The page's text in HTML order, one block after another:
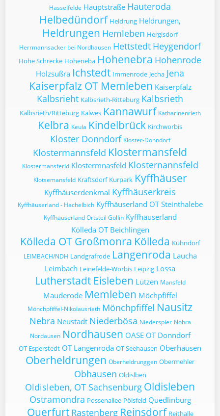
Hasselfelde Hauptstraße Hauteroda
Helbedündorf Heldrung Heldrungen,
Heldrungen Hemleben Hergisdorf
Herrmannsacker bei Nordhausen Hettstedt Heygendorf
Hohe Schrecke Hoheneba Hohenebra Hohenrode
Holzsußra Ichstedt Immenrode Jecha Jena
Kaiserpfalz OT Memleben Kaiserpfalz
Kalbsrieht Kalbsrieth-Ritteburg Kalbsrieth
Kalbsrieth/Ritteburg Kalwes Kannawurf Katharinenrieth
Kelbra Keula Kindelbrück Kirchworbis
Kloster Donndorf Kloster-Donndorf
Klostermannsfeld Klostermansfeld
Klostermansferld Klostermnasfeld Klosternannsfeld
Klotsemansfeld Kraftsdorf Kurpark Kyffhäuser
Kyffhäuserdenkmal Kyffhäuserkreis
Kyffhäuserland - Hachelbich Kyffhäuserland OT Steinthalebe
Kyffhäuserland Ortsteil Göllin Kyffhäuserland
Kölleda OT Beichlingen
Kölleda OT Großmonra Kölleda Kühndorf
LEIMBACH/NDH Landgrafrode Langenroda Laucha
Leimbach Leinefelde-Worbis Leipzig Lossa
Lutherstadt Eisleben Lützen Mansfeld
Mauderode Memleben Möchpfiffel
Mönchpfiffel-Nikolausrieth Mönchpfiffel Nausitz
Nebra Neustadt Niederbösa Niederspier Nohra
Nordausen Nordhausen OASE OT Donndorf
OT Esperstedt OT Langenroda OT Seehausen Oberhausen
Oberheldrungen Oberheldrunggen Obermehler
Obhausen Oldislben
Oldisleben, OT Sachsenburg Oldisleben
Ostramondra Possenallee Pölsfeld Quedlinburg
Querfurt Rastenberg Reinsdorf Reithalle